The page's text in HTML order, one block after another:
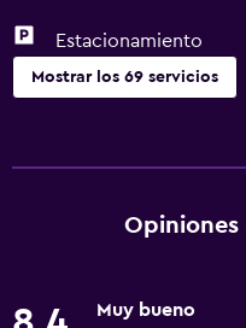
Estacionamiento
Mostrar los 69 servicios
Tetera eléctrica
Opiniones
Muy bueno